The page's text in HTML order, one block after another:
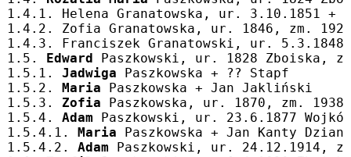
1.4.1. Helena Granatowska, ur. 3.10.1851 +
1.4.2. Zofia Granatowska, ur. 1846, zm.
1.4.3. Franciszek Granatowski, ur. 5.3.1848
1.5. Edward Paszkowski, ur. 1828 Zboiska,
1.5.1. Jadwiga Paszkowska + ?? Stapf
1.5.2. Maria Paszkowska + Jan Jakliński
1.5.3. Zofia Paszkowska, ur. 1870, zm. 1938
1.5.4. Adam Paszkowski, ur. 23.6.1877
1.5.4.1. Maria Paszkowska + Jan Kanty
1.5.4.2. Adam Paszkowski, ur. 24.12.1914,